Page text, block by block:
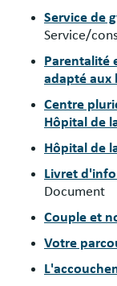
Service de
Service/
Parentalité
adapté aux
Centre
Hôpital de
Hôpital de
Livret
Document
Couple et
Votre